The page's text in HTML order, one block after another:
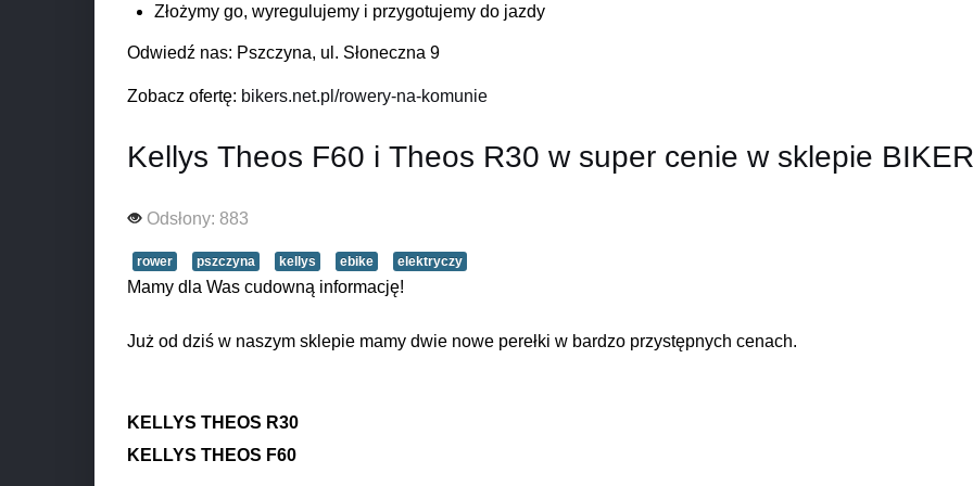
Złożymy go, wyregulujemy i przygotujemy do jazdy
Odwiedź nas: Pszczyna, ul. Słoneczna 9
Zobacz ofertę: bikers.net.pl/rowery-na-komunie
Kellys Theos F60 i Theos R30 w super cenie w sklepie
Odsłony: 883
rower pszczyna kellys ebike elektryczy
Mamy dla Was cudowną informację!
Już od dziś w naszym sklepie mamy dwie nowe perełki w bardzo przystępnych cenach.
KELLYS THEOS R30
KELLYS THEOS F60